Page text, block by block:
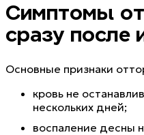
Симптомы
сразу после
Основные признаки
кровь не
нескольких дней;
воспаление десны